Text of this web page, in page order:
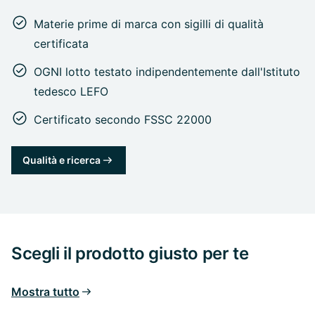
Materie prime di marca con sigilli di qualità
certificata
OGNI lotto testato indipendentemente dall'Istituto
tedesco LEFO
Certificato secondo FSSC 22000
Qualità e ricerca
Scegli il prodotto giusto per te
Mostra tutto